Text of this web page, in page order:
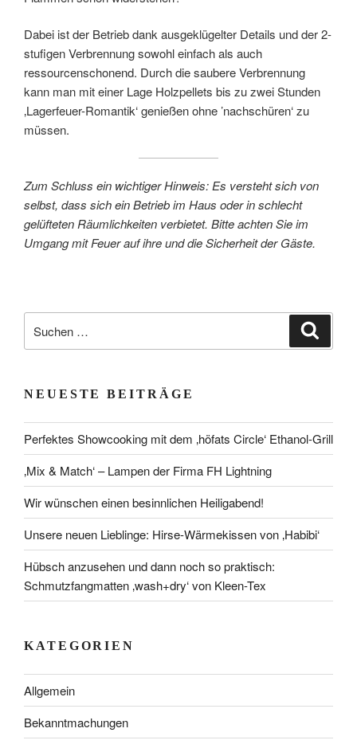
Dabei ist der Betrieb dank ausgeklügelter Details und der 2-
stufigen Verbrennung sowohl einfach als auch
ressourcenschonend. Durch die saubere Verbrennung
kann man mit einer Lage Holzpellets bis zu zwei Stunden
‚Lagerfeuer-Romantik‘ genießen ohne ’nachschüren‘ zu
müssen.
Zum Schluss ein wichtiger Hinweis: Es versteht sich von
selbst, dass sich ein Betrieb im Haus oder in schlecht
gelüfteten Räumlichkeiten verbietet. Bitte achten Sie im
Umgang mit Feuer auf ihre und die Sicherheit der Gäste.
nach:
NEUESTE BEITRÄGE
Perfektes Showcooking mit dem ‚höfats Circle‘ Ethanol-Grill
‚Mix & Match‘ – Lampen der Firma FH Lightning
Wir wünschen einen besinnlichen Heiligabend!
Unsere neuen Lieblinge: Hirse-Wärmekissen von ‚Habibi‘
Hübsch anzusehen und dann noch so praktisch:
Schmutzfangmatten ‚wash+dry‘ von Kleen-Tex
KATEGORIEN
Allgemein
Bekanntmachungen